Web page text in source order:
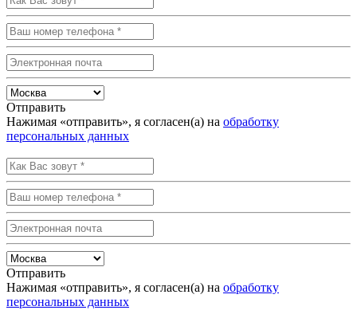
Отправить
Нажимая «отправить», я согласен(а) на обработку
персональных данных
Отправить
Нажимая «отправить», я согласен(а) на обработку
персональных данных